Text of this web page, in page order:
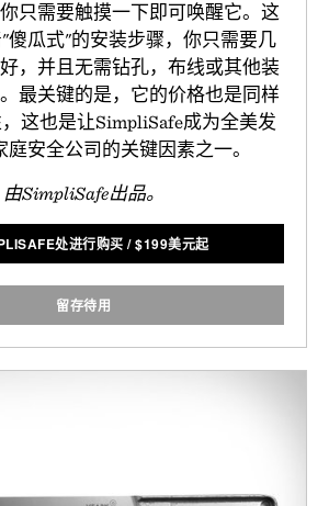
只需要触摸一下即可唤醒它。这
傻瓜式"的安装步骤，你只需要几
，并且无需钻孔，布线或其他装
最关键的是，它的价格也是同样
这也是让SimpliSafe成为全美发
庭安全公司的关键因素之一。
由SimpliSafe出品。
处进行购买 /$199美元起
留存待用